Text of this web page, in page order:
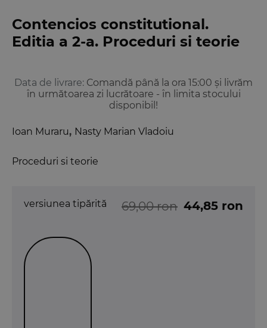
Contencios constitutional.
Editia a 2-a. Proceduri si teorie
Proceduri si teorie
Ioan Muraru, Nasty Marian Vladoiu
Data de livrare: Comandă până la ora 15:00 și livrăm
în următoarea zi lucrătoare - în limita stocului
disponibil!
versiunea tipărită 69,00 ron 44,85 ron